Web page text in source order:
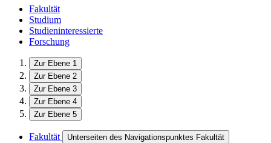
Fakultät
Studium
Studieninteressierte
Forschung
Zur Ebene 1
Zur Ebene 2
Zur Ebene 3
Zur Ebene 4
Zur Ebene 5
Fakultät Unterseiten des Navigationspunktes Fakultät